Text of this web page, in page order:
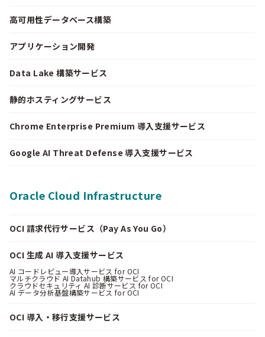
高可用性データベース構築
アプリケーション開発
Data Lake 構築サービス
静的ホスティングサービス
Chrome Enterprise Premium 導入支援サービス
Google AI Threat Defense 導入支援サービス
Oracle Cloud Infrastructure
OCI 請求代行サービス（Pay As You Go）
OCI 生成 AI 導入支援サービス
AI コードレビュー導入サービス for OCI
マルチクラウド AI Datahub 構築サービス for OCI
クラウドセキュリティ AI 診断サービス for OCI
AI データ分析基盤構築サービス for OCI
OCI 導入・移行支援サービス